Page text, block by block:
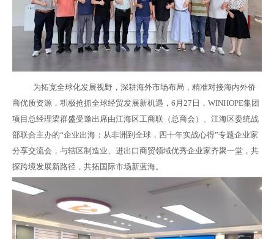
为拓宽全球化发展视野，深耕海外市场布局，精准对接海内外侨
商优质资源，积极抢抓全球经贸发展新机遇，6月27日，WINHOPE集团
项目总经理梁群盛受邀出席由江海区工商联（总商会）、江海区委统战
部联合主办的“企业出海：从非洲到全球，四十年实战心得”专题企业家
分享交流会，与辖区制造业、进出口商贸领域优秀企业家齐聚一堂，共
探跨境发展新路径，共拓国际市场新蓝海。